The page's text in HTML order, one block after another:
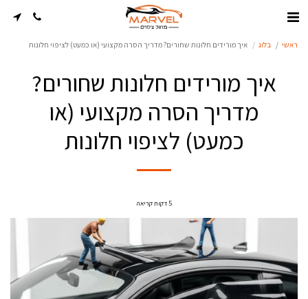
ראשי בלוג איך מורידים חלונות שחורים? מדריך הסרה מקצועי (או כמעט) לציפוי חלונות
איך מורידים חלונות שחורים?
מדריך הסרה מקצועי (או
כמעט) לציפוי חלונות
5 דקות קריאה